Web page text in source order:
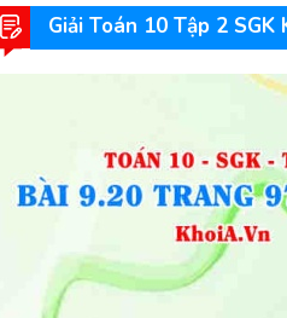
Giải Toán 10 Tập 2